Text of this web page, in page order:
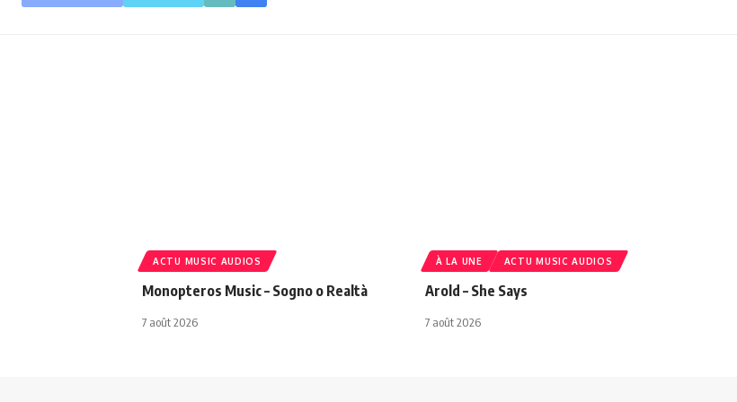
ACTU MUSIC AUDIOS
Monopteros Music – Sogno o Realtà
7 août 2026
À LA UNE ACTU MUSIC AUDIOS
Arold – She Says
7 août 2026